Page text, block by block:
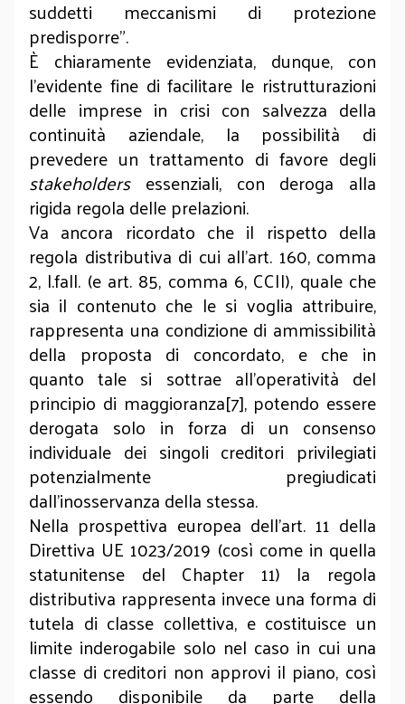
suddetti meccanismi di protezione
predisporre”.
È chiaramente evidenziata, dunque, con
l’evidente fine di facilitare le ristrutturazioni
delle imprese in crisi con salvezza della
continuità aziendale, la possibilità di
prevedere un trattamento di favore degli
stakeholdersessenziali, con deroga alla
rigida regola delle prelazioni.
Va ancora ricordato che il rispetto della
regola distributiva di cui all'art. 160, comma
2, l.fall. (e art. 85, comma 6, CCII), quale che
sia il contenuto che le si voglia attribuire,
rappresenta una condizione di ammissibilità
della proposta di concordato, e che in
quanto tale si sottrae all'operatività del
principio di maggioranza[7], potendo essere
derogata solo in forza di un consenso
individuale dei singoli creditori privilegiati
potenzialmente pregiudicati
dall'inosservanza della stessa.
Nella prospettiva europea dell’art. 11 della
Direttiva UE 1023/2019 (così come in quella
statunitense del Chapter 11) la regola
distributiva rappresenta invece una forma di
tutela di classe collettiva, e costituisce un
limite inderogabile solo nel caso in cui una
classe di creditori non approvi il piano, così
essendo disponibile da parte della